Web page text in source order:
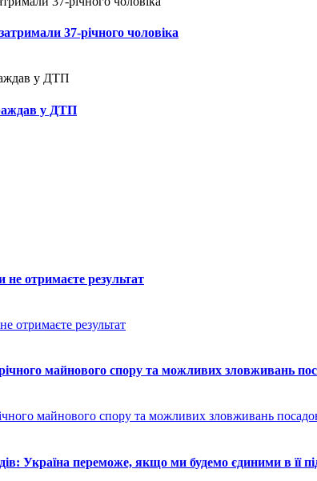
37-річного чоловіка
у ДТП
отримаєте результат
майнового спору та можливих зловживань
Україна переможе, якщо ми будемо єдиними в її